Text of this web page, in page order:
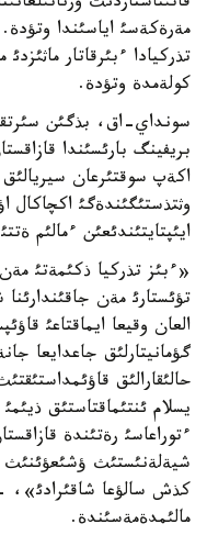
تذركيادا ءبئرقاتار
كولةمدة وتؤدة.
سونداي-اق، بذگئن
بريفينگ بارئسئندا
اكةپ سوقتئرعان
وثتذستئگئندةگئ اكچاكال
ايئپتايتئندئعئن ءمالئم
«ءبئز تذركيا ذكئمةتئ
تؤئستارئ مةن جاقئندارئنا
العان وقيعا ايماقتاعئ
گؤمانيتارلئق جاعدايعا
حالئقارالئق
يسلام ئنتئماقتاستئق
ءتوراعاسئ رةتئندة
شيةلةنئستئث ؤشئعؤئنئث
كذش سالؤعا شاقئرادئ»، -
مالئمدةمةسئندة.